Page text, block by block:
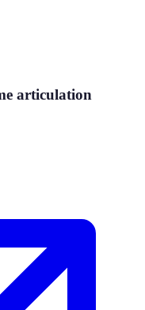
articulation